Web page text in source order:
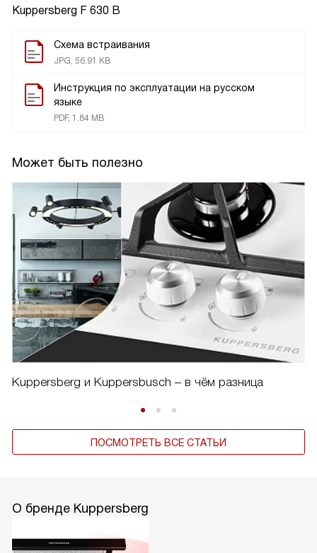
Kuppersberg F 630 B
Схема встраивания
JPG, 56.91 KB
Инструкция по эксплуатации на русском
языке
PDF, 1.84 MB
Может быть полезно
Kuppersberg и Kuppersbusch – в чём разница
ПОСМОТРЕТЬ ВСЕ СТАТЬИ
О бренде Kuppersberg